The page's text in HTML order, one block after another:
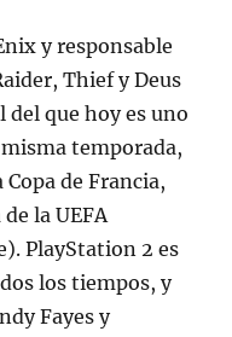
y responsable
Thief y Deus
que hoy es uno
misma temporada,
de Francia,
la UEFA
PlayStation 2 es
los tiempos, y
Fayes y